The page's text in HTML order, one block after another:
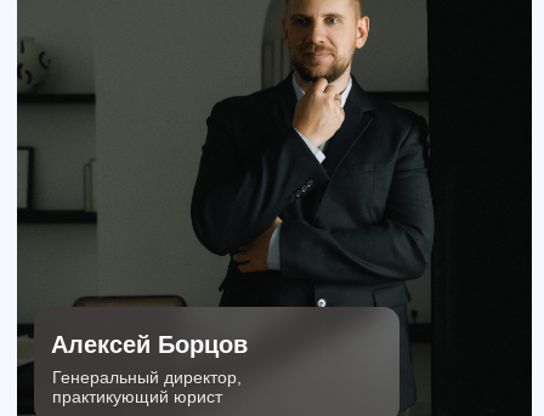
10+ 500+
Лет практики в разных
сферах (юридический
консалтинг, органы власти,
образовательные
организации)
сэкономили для
все время нашей
работы